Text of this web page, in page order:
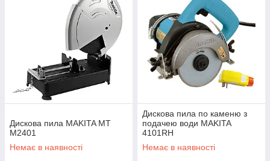
Дискова пила MAKITA MT
M2401
Немає в наявності
Дискова пила по каменю з
подачею води MAKITA
4101RH
Немає в наявності